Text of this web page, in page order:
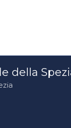
della